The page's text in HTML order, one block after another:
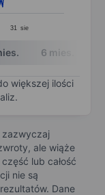
31 sie
6 mies.
większej ilości
zazwyczaj
ale wiąże
lub całość
nie są
Dane